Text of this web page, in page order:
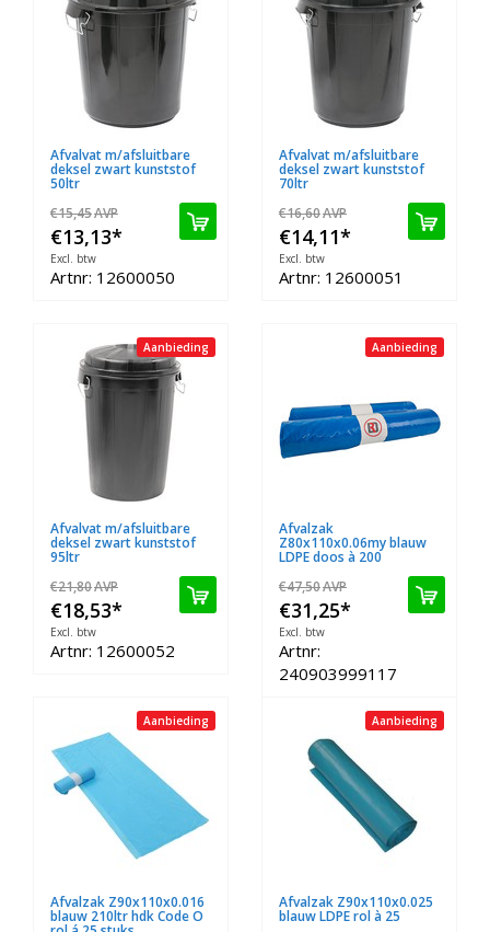
Afvalvat m/afsluitbare
deksel zwart kunststof
50ltr
€15,45AVP
€13,13*
Excl. btw
Artnr: 12600050
Afvalvat m/afsluitbare
deksel zwart kunststof
70ltr
€16,60AVP
€14,11*
Excl. btw
Artnr: 12600051
Aanbieding
Afvalvat m/afsluitbare
deksel zwart kunststof
95ltr
€21,80AVP
€18,53*
Excl. btw
Artnr: 12600052
Aanbieding
Afvalzak
Z80x110x0.06my blauw
LDPE doos à 200
€47,50AVP
€31,25*
Excl. btw
Artnr:
240903999117
Aanbieding
Afvalzak Z90x110x0.016
blauw 210ltr hdk Code O
Aanbieding
Afvalzak Z90x110x0.025
blauw LDPE rol à 25